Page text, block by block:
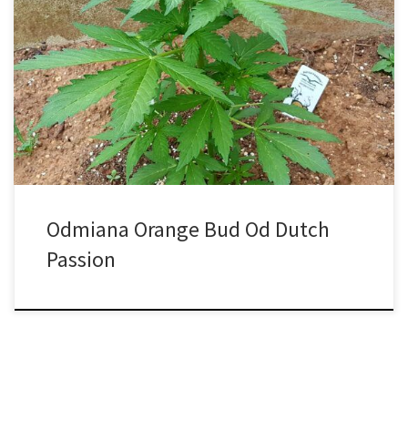
Orange Bud nadal znajduje się na szczycie listy bestsellerów Dutch
Passions 25 lat po jej wprowadzeniu, nadal można ją znaleźć w
kawiarniach w Amsterdamie i pozostaje ulubioną odmianą Orange
Skunk. W jaki sposób odmiana pozostaje ikoną przez tak długi
czas? Dutch Passion, udzieliło kilka odpowiedzi na jej temat! Od
początku, […]
Odmiana Orange Bud Od Dutch
Passion